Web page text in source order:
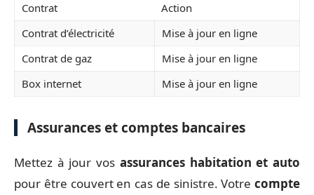
Contrat
Action
Contrat d’électricité
Mise à jour en ligne
Contrat de gaz
Mise à jour en ligne
Box internet
Mise à jour en ligne
Assurances et comptes bancaires
Mettez à jour vos assurances habitation et auto
pour être couvert en cas de sinistre. Votre compte